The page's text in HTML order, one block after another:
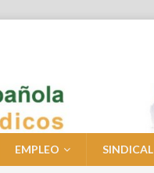
EMPLEO SINDICAL